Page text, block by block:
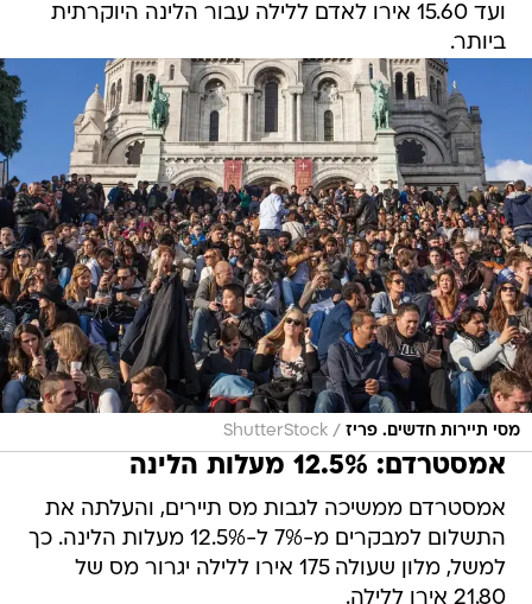
ועד 15.60 אירו לאדם ללילה עבור הלינה היוקרתית
ביותר.
מסי תיירות חדשים. פריז /
ShutterStock
אמסטרדם: 12.5% מעלות הלינה
אמסטרדם ממשיכה לגבות מס תיירים, והעלתה את
התשלום למבקרים מ-7% ל-12.5% מעלות הלינה. כך
למשל, מלון שעולה 175 אירו ללילה יגרור מס של
21.80 אירו ללילה.